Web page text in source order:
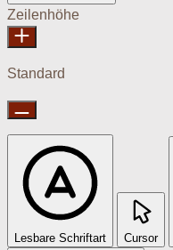
Zeilenhöhe
Standard
Lesbare Schriftart Cursor